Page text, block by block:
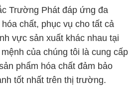
Trường Phát đáp ứng đa
chất, phục vụ cho tất cả
vực sản xuất khác nhau tại
của chúng tôi là cung cấp
phẩm hóa chất đảm bảo
tốt nhất trên thị trường.